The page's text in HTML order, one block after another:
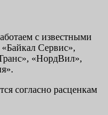
с известными
Сервис»,
«НордВил»,
согласно расценкам